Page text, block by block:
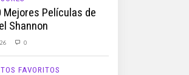
Mejores Películas de
Shannon
0
FAVORITOS